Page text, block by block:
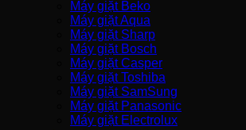
Máy giặt Beko
Máy giặt Aqua
Máy giặt Sharp
Máy giặt Bosch
Máy giặt Casper
Máy giặt Toshiba
Máy giặt SamSung
Máy giặt Panasonic
Máy giặt Electrolux